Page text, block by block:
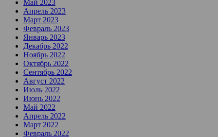
Май 2023
Апрель 2023
Март 2023
Февраль 2023
Январь 2023
Декабрь 2022
Ноябрь 2022
Октябрь 2022
Сентябрь 2022
Август 2022
Июль 2022
Июнь 2022
Май 2022
Апрель 2022
Март 2022
Февраль 2022